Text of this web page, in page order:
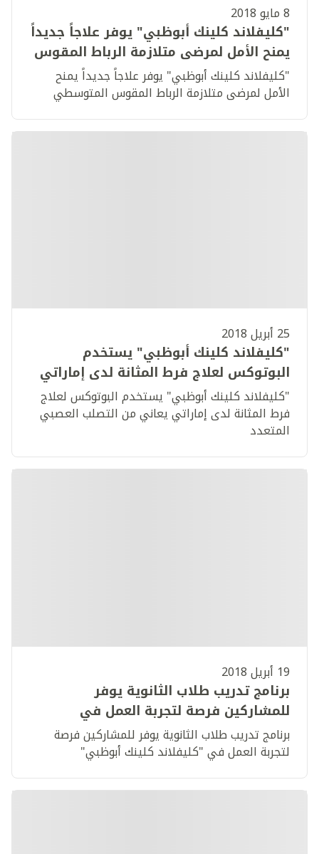
8 مايو 2018
"كليفلاند كلينك أبوظبي" يوفر علاجاً جديداً
يمنح الأمل لمرضى متلازمة الرباط المقوس
المتوسطي
"كليفلاند كلينك أبوظبي" يوفر علاجاً جديداً يمنح
الأمل لمرضى متلازمة الرباط المقوس المتوسطي
25 أبريل 2018
"كليفلاند كلينك أبوظبي" يستخدم
البوتوكس لعلاج فرط المثانة لدى إماراتي
يعاني من التصلب العصبي المتعدد
"كليفلاند كلينك أبوظبي" يستخدم البوتوكس لعلاج
فرط المثانة لدى إماراتي يعاني من التصلب العصبي
المتعدد
19 أبريل 2018
برنامج تدريب طلاب الثانوية يوفر
للمشاركين فرصة لتجربة العمل في
"كليفلاند كلينك أبوظبي"
برنامج تدريب طلاب الثانوية يوفر للمشاركين فرصة
لتجربة العمل في "كليفلاند كلينك أبوظبي"